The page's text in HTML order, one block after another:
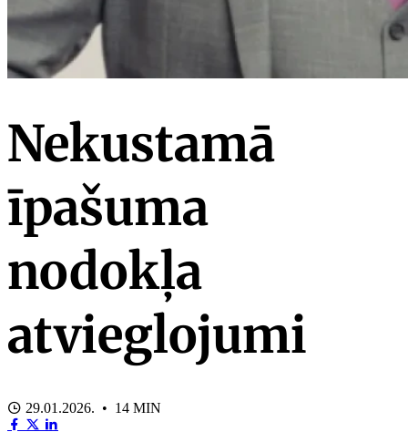
Nekustamā
īpašuma
nodokļa
atvieglojumi
29.01.2026. • 14 MIN